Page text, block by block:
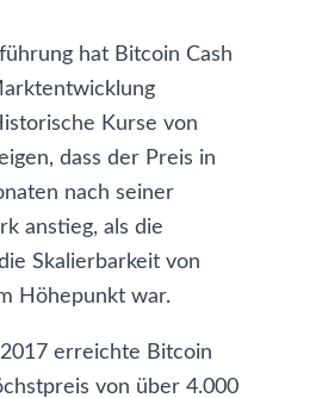
hat Bitcoin Cash
Kurse von
dass der Preis in
nach seiner
anstieg, als die
Skalierbarkeit von
Höhepunkt war.
erreichte Bitcoin
von über 4.000